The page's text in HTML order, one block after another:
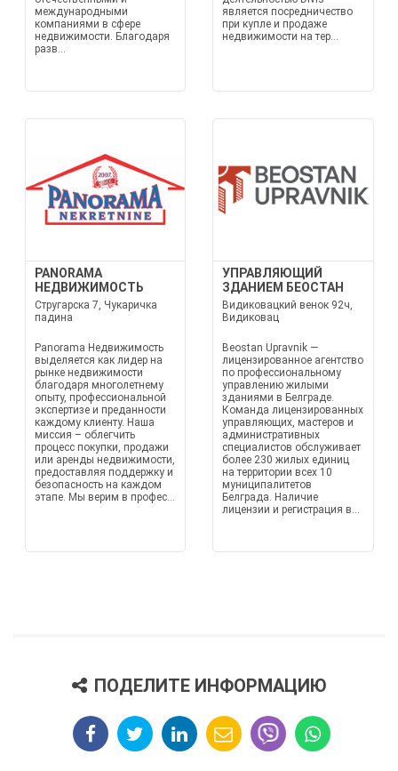
международными
компаниями в сфере
недвижимости. Благодаря
разв...
является посредничество
при купле и продаже
недвижимости на тер...
PANORAMA
НЕДВИЖИМОСТЬ
Стругарска 7, Чукаричка
падина
Panorama Недвижимость
выделяется как лидер на
рынке недвижимости
благодаря многолетнему
опыту, профессиональной
экспертизе и преданности
каждому клиенту. Наша
миссия – облегчить
процесс покупки, продажи
или аренды недвижимости,
предоставляя поддержку и
безопасность на каждом
этапе. Мы верим в профес...
УПРАВЛЯЮЩИЙ
ЗДАНИЕМ БЕОСТАН
Видиковацкий венок 92ч,
Видиковац
Beostan Upravnik —
лицензированное агентство
по профессиональному
управлению жилыми
зданиями в Белграде.
Команда лицензированных
управляющих, мастеров и
административных
специалистов обслуживает
более 230 жилых единиц
на территории всех 10
муниципалитетов
Белграда. Наличие
лицензии и регистрация в...
ПОДЕЛИТЕ ИНФОРМАЦИЮ